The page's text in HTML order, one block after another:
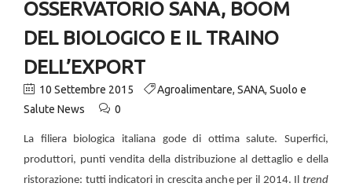
OSSERVATORIO SANA, BOOM
DEL BIOLOGICO E IL TRAINO
DELL’EXPORT
10 Settembre 2015 Agroalimentare, SANA, Suolo e
Salute News
0
La filiera biologica italiana gode di ottima salute. Superfici,
produttori, punti vendita della distribuzione al dettaglio e della
ristorazione: tutti indicatori in crescita anche per il 2014. Il trend